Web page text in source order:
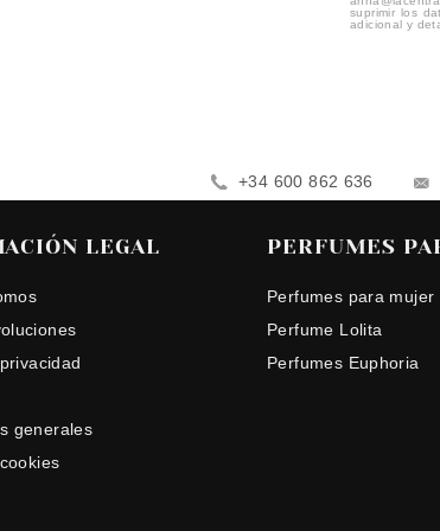
suprimir los
adicional y
+34 600 862 636
LEGAL
generales
PERFUMES
Perfumes para mujer
Perfume Lolita
Perfumes Euphoria